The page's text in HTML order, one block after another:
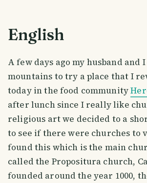
English
A few days ago my husband and
mountains to try a place that I
today in the food community
after lunch since I really like
religious art we decided to a
to see if there were churches to
found this which is the main
called the Propositura church,
founded around the year 1000,